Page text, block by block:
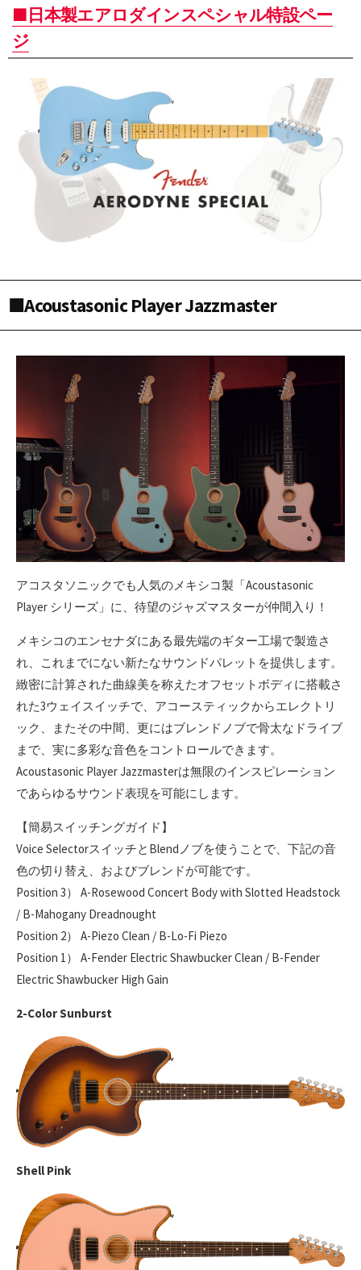
■日本製エアロダインスペシャル特設ペー
ジ
■Acoustasonic Player Jazzmaster
アコスタソニックでも人気のメキシコ製「Acoustasonic
Player シリーズ」に、待望のジャズマスターが仲間入り！
メキシコのエンセナダにある最先端のギター工場で製造さ
れ、これまでにない新たなサウンドパレットを提供します。
緻密に計算された曲線美を称えたオフセットボディに搭載さ
れた3ウェイスイッチで、アコースティックからエレクトリ
ック、またその中間、更にはブレンドノブで骨太なドライブ
まで、実に多彩な音色をコントロールできます。
Acoustasonic Player Jazzmasterは無限のインスピレーション
であらゆるサウンド表現を可能にします。
【簡易スイッチングガイド】
Voice SelectorスイッチとBlendノブを使うことで、下記の音
色の切り替え、およびブレンドが可能です。
Position 3） A-Rosewood Concert Body with Slotted Headstock
/ B-Mahogany Dreadnought
Position 2） A-Piezo Clean / B-Lo-Fi Piezo
Position 1） A-Fender Electric Shawbucker Clean / B-Fender
Electric Shawbucker High Gain
2-Color Sunburst
Shell Pink